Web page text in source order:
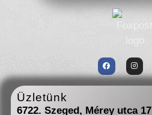
Üzletünk
6722. Szeged, Mérey utca 17